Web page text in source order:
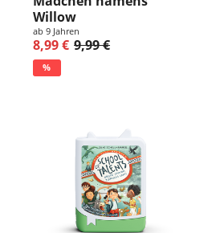
Willow
ab 9 Jahren
8,99 € 9,99 €
%